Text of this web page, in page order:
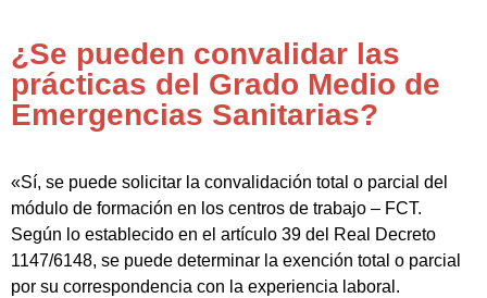
¿Se pueden convalidar las
prácticas del Grado Medio de
Emergencias Sanitarias?
«Sí, se puede solicitar la convalidación total o parcial del
módulo de formación en los centros de trabajo – FCT.
Según lo establecido en el artículo 39 del Real Decreto
1147/6148, se puede determinar la exención total o parcial
por su correspondencia con la experiencia laboral.